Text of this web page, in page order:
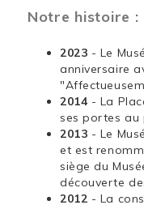
Notre histoire :
2023 - Le
anniversaire
2014 - La
ses portes au
2013 - Le
et est
siège du
découverte
2012 - La